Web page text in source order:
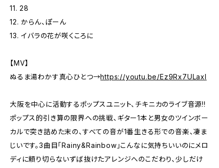
11. 28
12. からん、ぽーん
13. イバラの花が咲くころに
【MV】
ぬるま湯わかす真心ひとつ→https://youtu.be/Ez9Rx7ULaxI
大阪を中心に活動するポップスユニット、チキニカのライブ音源!!
ポップス的引き算の限界への挑戦、ギター1本と男女のツインボー
カルで突き詰めた末の、すべての音が1番生きる形での音楽、凄ま
じいです。3曲目「Rainy&Rainbow」こんなに気持ちいいのにメロ
ディに頼り切らないずば抜けたアレンジへのこだわり、少しだけ